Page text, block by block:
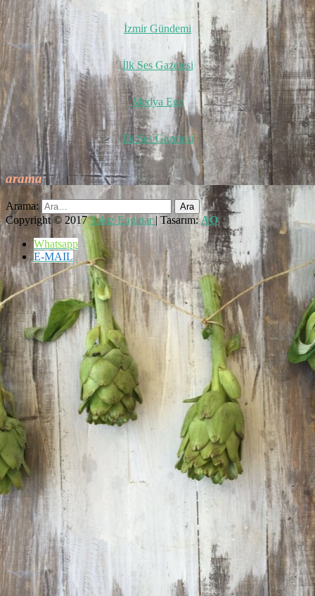
İzmir Gündemi
İlk Ses Gazetesi
Medya Ege
İlk Ses Gazetesi
arama
Arama:
Copyright © 2017Sakız Enginar| Tasarım:AO
Whatsapp
E-MAIL